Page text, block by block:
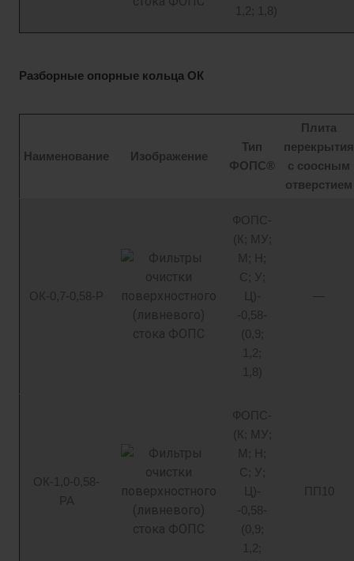
1,2; 1,8)
Разборные опорные кольца ОК
Наименование Изображение
Тип
ФОПС®
Плита
перекрытия
с соосным
отверстием
ОК-0,7-0,58-Р
ФОПС-
(К; МУ;
М; Н;
С; У;
Ц)-
-0,58-
(0,9;
1,2;
1,8)
—
ОК-1,0-0,58-
РА
ФОПС-
(К; МУ;
М; Н;
С; У;
Ц)-
-0,58-
(0,9;
1,2;
ПП10